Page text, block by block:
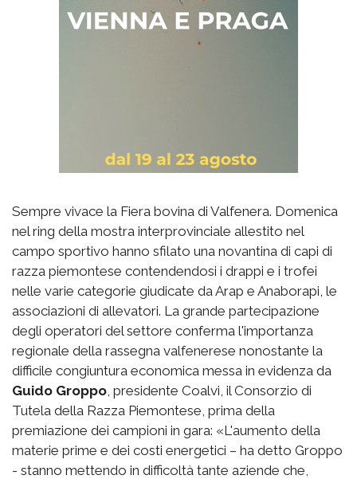
Sempre vivace la Fiera bovina di Valfenera. Domenica
nel ring della mostra interprovinciale allestito nel
campo sportivo hanno sfilato una novantina di capi di
razza piemontese contendendosi i drappi e i trofei
nelle varie categorie giudicate da Arap e Anaborapi, le
associazioni di allevatori. La grande partecipazione
degli operatori del settore conferma l'importanza
regionale della rassegna valfenerese nonostante la
difficile congiuntura economica messa in evidenza da
Guido Groppo , presidente Coalvi, il Consorzio di
Tutela della Razza Piemontese, prima della
premiazione dei campioni in gara: «L'aumento della
materie prime e dei costi energetici – ha detto Groppo
- stanno mettendo in difficoltà tante aziende che,